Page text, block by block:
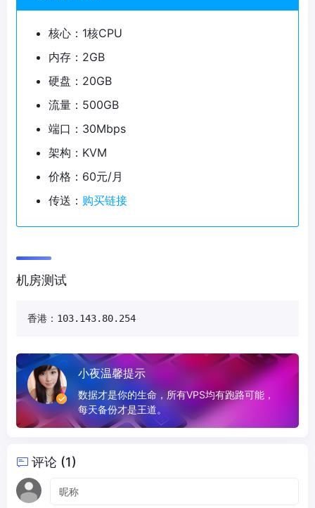
核心：1核CPU
内存：2GB
硬盘：20GB
流量：500GB
端口：30Mbps
架构：KVM
价格：60元/月
传送： 购买链接
机房测试
香港：103.143.80.254
小夜温馨提示
数据才是你的生命，所有VPS均有跑路可能，
每天备份才是王道。
评论 (1)